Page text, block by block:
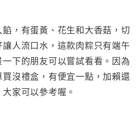
，有蛋黃、花生和大香菇，切
讓人流口水，這款肉粽只有端午
下的朋友可以嘗試看看。因為
沒禮盒，有便宜一點，加賴還
家可以參考喔。